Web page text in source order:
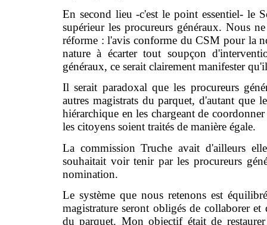
En second lieu -c'est le point essentiel- le
supérieur les procureurs généraux. Nous
réforme : l'avis conforme du CSM pour la
nature à écarter tout soupçon
généraux, ce serait clairement manifester
Il serait paradoxal que les procureurs
autres magistrats du parquet, d'autant que
hiérarchique en les chargeant de
les citoyens soient traités de manière égale.
La commission Truche avait d'ailleurs
souhaitait voir tenir par les procureurs
nomination.
Le système que nous retenons est
magistrature seront obligés de collaborer
du parquet. Mon objectif était de